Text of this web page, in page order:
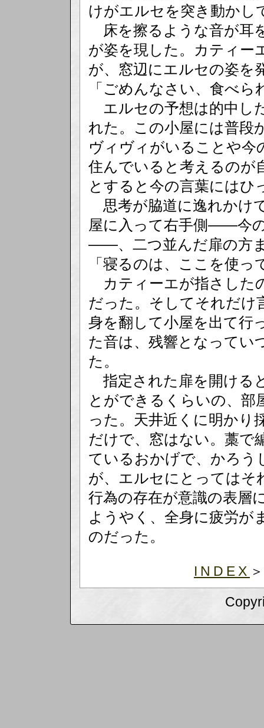
けがエルセを突き動かし
床を擦るような音が耳
が姿を現した。カティー
が、窓辺にエルセの姿を
「ごめんなさい、食べ
エルセの予想は的中し
れた。この小屋には普段
ヴィヴィがいることや今
住んでいると考えるのが
とすると今の言葉にはひ
思考が脇道に逸れかけ
屋に入って右手側――今
――、二つ並んだ扉の方
「寝るのは、ここを使っ
カティーエが指さした
だった。そしてそれだけ
身を翻して小屋を出て行
た音は、残響となってい
た。
指定された扉を開ける
とができるくらいの、部
った。天井近くに明かり
だけで、窓はない。藁で
ているおかげで、かろう
が、エルセにとってはそ
行為の存在が意識の表層
ようやく、全身に疲労が
のだった。
INDEX